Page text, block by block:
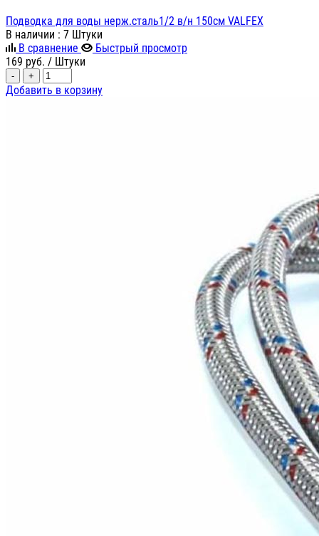
Подводка для воды нерж.сталь1/2 в/н 150см VALFEX
В наличии : 7 Штуки
В сравнение
Быстрый просмотр
169 руб. / Штуки
- +
Добавить в корзину